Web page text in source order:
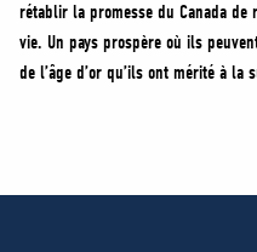
rétablir la promesse du Canada
vie. Un pays prospère où ils
de l’âge d’or qu’ils ont mérité à